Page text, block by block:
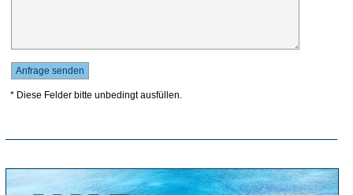
* Diese Felder bitte unbedingt ausfüllen.